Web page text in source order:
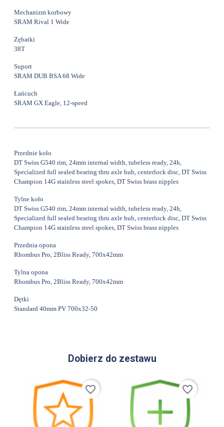
Mechanizm korbowy
SRAM Rival 1 Wide
Zębatki
38T
Suport
SRAM DUB BSA 68 Wide
Łańcuch
SRAM GX Eagle, 12-speed
Przednie koło
DT Swiss G540 rim, 24mm internal width, tubeless ready, 24h,
Specialized full sealed bearing thru axle hub, centerlock disc, DT Swiss
Champion 14G stainless steel spokes, DT Swiss brass nipples
Tylne koło
DT Swiss G540 rim, 24mm internal width, tubeless ready, 24h,
Specialized full sealed bearing thru axle hub, centerlock disc, DT Swiss
Champion 14G stainless steel spokes, DT Swiss brass nipples
Przednia opona
Rhombus Pro, 2Bliss Ready, 700x42mm
Tylna opona
Rhombus Pro, 2Bliss Ready, 700x42mm
Dętki
Standard 40mm PV 700x32-50
Dobierz do zestawu
favorite_border favorite_border